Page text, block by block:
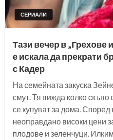
СЕРИАЛИ
Тази вечер в „Грехове
е искала да прекрати
с Кадер
На семейната закуска
смут. Тя вижда колко скъпо
се купуват за дома.
неоправдано високи цени
плодове и зеленчуци.